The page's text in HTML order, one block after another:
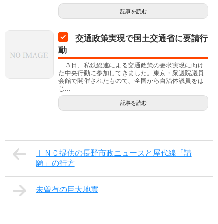
記事を読む
交通政策実現で国土交通省に要請行
動
３日、私鉄総連による交通政策の要求実現に向け
た中央行動に参加してきました。東京・衆議院議員
会館で開催されたもので、全国から自治体議員をは
じ...
記事を読む
ＩＮＣ提供の長野市政ニュースと屋代線「請
願」の行方
未曽有の巨大地震